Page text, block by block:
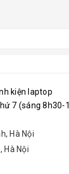
kiện laptop
7 (sáng 8h30-
Hà Nội
Hà Nội